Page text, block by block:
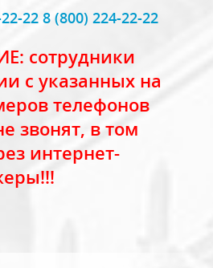
22 8 (800) 224-22-22
сотрудники
с указанных на
телефонов
звонят, в том
интернет-